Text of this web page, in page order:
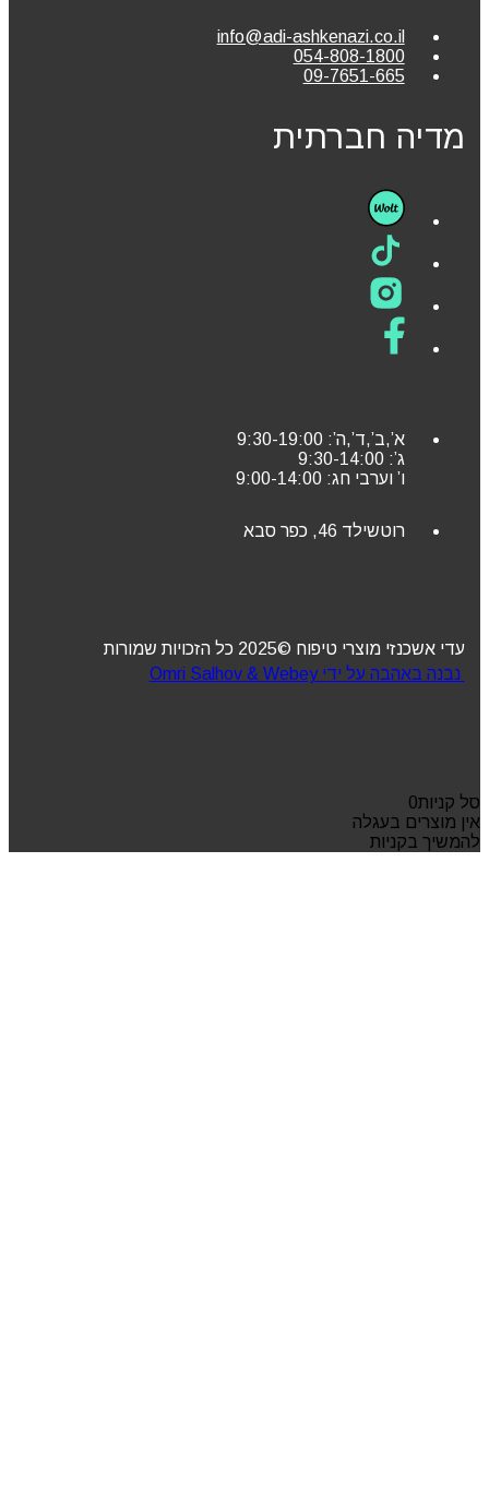
info@adi-ashkenazi.co.il
054-808-1800
09-7651-665
מדיה חברתית
א’,ב’,ד’,ה’: 9:30-19:00
ג’: 9:30-14:00
ו’ וערבי חג: 9:00-14:00
רוטשילד 46, כפר סבא
עדי אשכנזי מוצרי טיפוח ©2025 כל הזכויות שמורות
נבנה באהבה על ידי Omri Salhov & Webey
סל קניות0
אין מוצרים בעגלה
להמשיך בקניות